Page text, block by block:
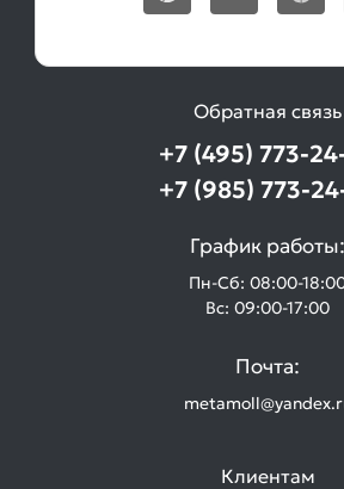
Обратная связь
+7 (495) 773-
+7 (985) 773-
График работы:
Пн-Сб: 08:00-
Вс: 09:00-17:00
Почта:
Клиентам